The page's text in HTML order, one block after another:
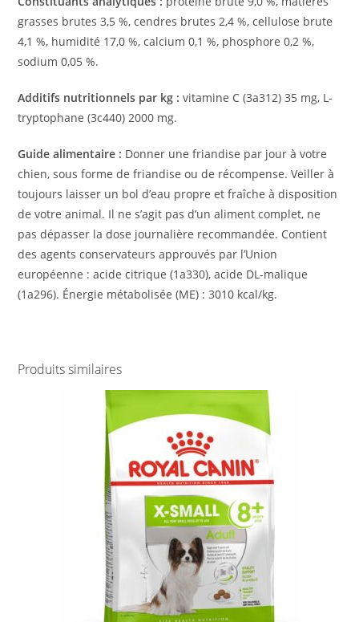
grasses brutes 3,5 %, cendres brutes 2,4 %, cellulose brute
4,1 %, humidité 17,0 %, calcium 0,1 %, phosphore 0,2 %,
sodium 0,05 %.
Additifs nutritionnels par kg : vitamine C (3a312) 35 mg, L-
tryptophane (3c440) 2000 mg.
Guide alimentaire : Donner une friandise par jour à votre
chien, sous forme de friandise ou de récompense. Veiller à
toujours laisser un bol d’eau propre et fraîche à disposition
de votre animal. Il ne s’agit pas d’un aliment complet, ne
pas dépasser la dose journalière recommandée. Contient
des agents conservateurs approuvés par l’Union
européenne : acide citrique (1a330), acide DL-malique
(1a296). Énergie métabolisée (ME) : 3010 kcal/kg.
Produits similaires